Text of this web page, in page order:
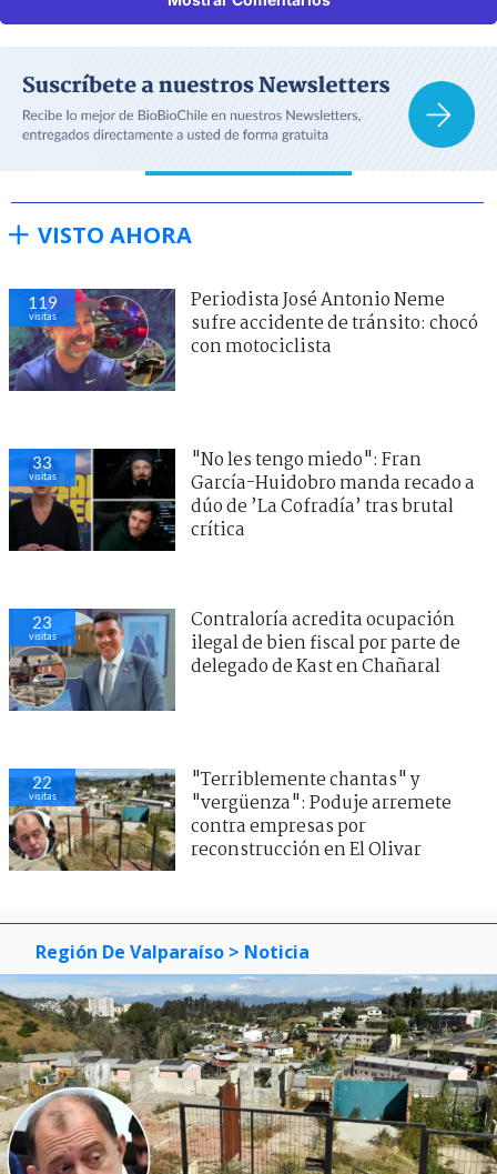
VISTO AHORA
119
visitas
Periodista José Antonio Neme
sufre accidente de tránsito: chocó
con motociclista
33
visitas
"No les tengo miedo": Fran
García-Huidobro manda recado a
dúo de ’La Cofradía’ tras brutal
crítica
23
visitas
Contraloría acredita ocupación
ilegal de bien fiscal por parte de
delegado de Kast en Chañaral
22
visitas
"Terriblemente chantas" y
"vergüenza": Poduje arremete
contra empresas por
reconstrucción en El Olivar
Región De Valparaíso > Noticia